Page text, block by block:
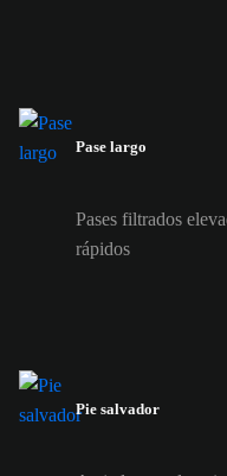
Pase largo
Pases filtrados
rápidos
Pie salvador